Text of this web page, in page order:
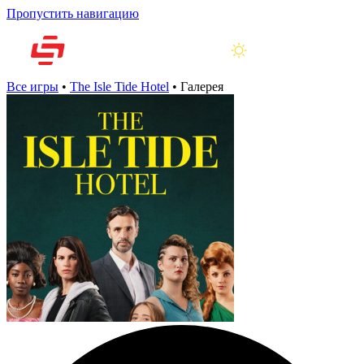
Пропустить навигацию
Все игры • The Isle Tide Hotel • Галерея